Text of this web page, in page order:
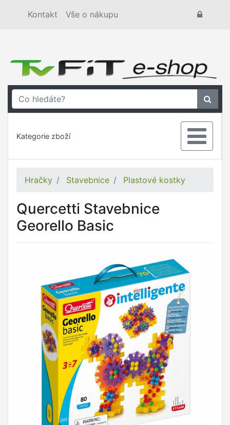
Kontakt Vše o nákupu
Kategorie zboží
Hračky Stavebnice Plastové kostky
Quercetti Stavebnice
Georello Basic